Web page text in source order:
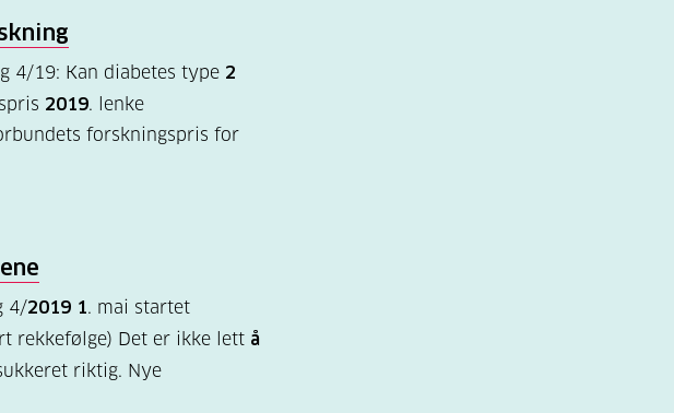
4/19: Kan diabetes type 2
2019. lenke
forskningspris for
4/2019 1. mai startet
rekkefølge) Det er ikke lett å
riktig. Nye